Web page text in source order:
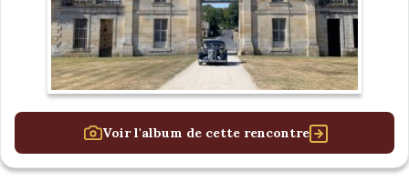
Voir l'album de cette rencontre